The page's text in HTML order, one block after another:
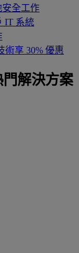
安全工作
IT 系統
術享 30% 優惠
解決方案